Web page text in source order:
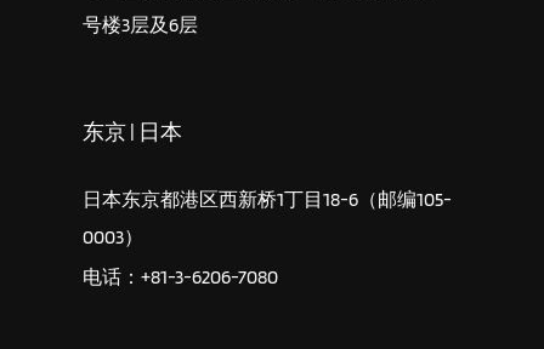
号楼3层及6层
东京 | 日本
日本东京都港区西新桥1丁目18-6（邮编105-
0003）
电话：+81-3-6206-7080